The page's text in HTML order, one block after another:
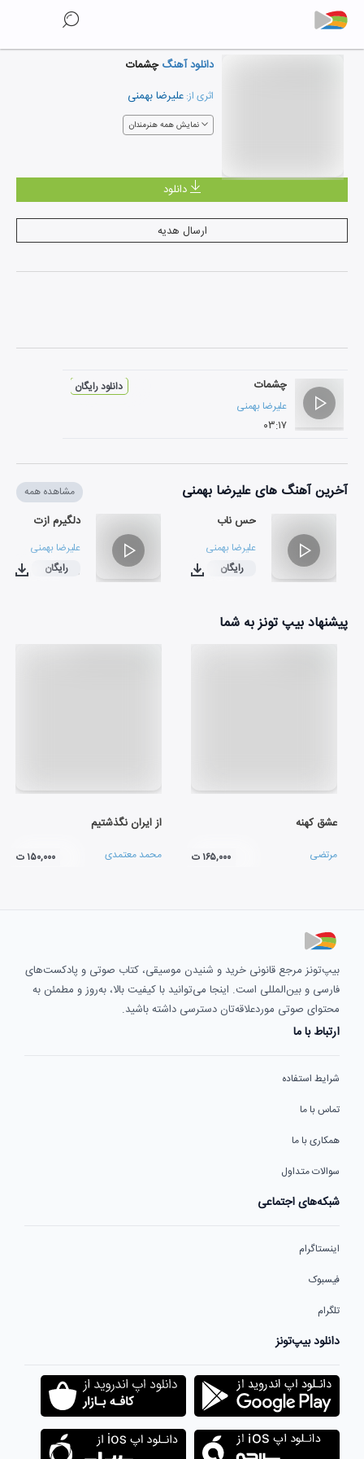
دانلود آهنگچشمات
اثری از: علیرضا بهمنی
نمایش همه هنرمندان
دانلود
ارسال هدیه
چشمات
علیرضا بهمنی
۰۳:۱۷
دانلود رایگان
آخرین آهنگ های علیرضا بهمنی مشاهده همه
حس ناب
علیرضا بهمنی
۰۳:۲۲
رایگان
دلگیرم ازت
علیرضا بهمنی
۰۲:۴۰رایگان
پیشنهاد بیپ تونز به شما
عشق کهنه
مرتضی ۱۶۵,۰۰۰ ت
از ایران نگذشتیم
محمد معتمدی ۱۵۰,۰۰۰ ت
بیپ‌تونز مرجع قانونی خرید و شنیدن موسیقی، کتاب صوتی و پادکست‌های
فارسی و بین‌المللی است. اینجا می‌توانید با کیفیت بالا، به‌روز و مطمئن به
محتوای صوتی موردعلاقه‌تان دسترسی داشته باشید.
ارتباط با ما
شرایط استفاده
تماس با ما
همکاری با ما
سوالات متداول
شبکه‌های اجتماعی
اینستاگرام
فیسبوک
تلگرام
دانلود بیپ‌تونز